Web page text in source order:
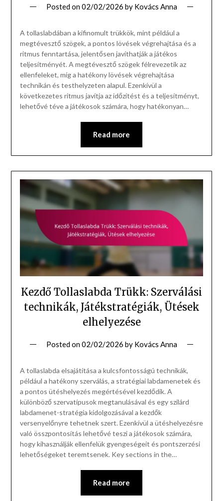
Posted on02/02/2026 by Kovács Anna
A tollaslabdában a kifinomult trükkök, mint például a
megtévesztő szögek, a pontos lövések végrehajtása és a
ritmus fenntartása, jelentősen javíthatják a játékos
teljesítményét. A megtévesztő szögek félrevezetik az
ellenfeleket, míg a hatékony lövések végrehajtása
technikán és testhelyzeten alapul. Ezenkívül a
következetes ritmus javítja az időzítést és a teljesítményt,
lehetővé téve a játékosok számára, hogy hatékonyan…
Read more
Kezdő Tollaslabda Trükk: Szerválási
technikák, Játékstratégiák, Ütések
elhelyezése
Posted on02/02/2026 by Kovács Anna
A tollaslabda elsajátítása a kulcsfontosságú technikák,
például a hatékony szerválás, a stratégiai labdamenetek és
a pontos ütéshelyezés megértésével kezdődik. A
különböző szervatípusok megtanulásával és egy szilárd
labdamenet-stratégia kidolgozásával a kezdők
versenyelőnyre tehetnek szert. Ezenkívül a ütéshelyezésre
való összpontosítás lehetővé teszi a játékosok számára,
hogy kihasználják ellenfelük gyengeségeit és pontszerzési
lehetőségeket teremtsenek. Key sections in the…
Read more